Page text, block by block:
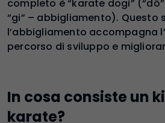
completo è “karate dogi”
“gi” – abbigliamento). Questo
l’abbigliamento accompagna
percorso di sviluppo e
In cosa consiste un
karate?